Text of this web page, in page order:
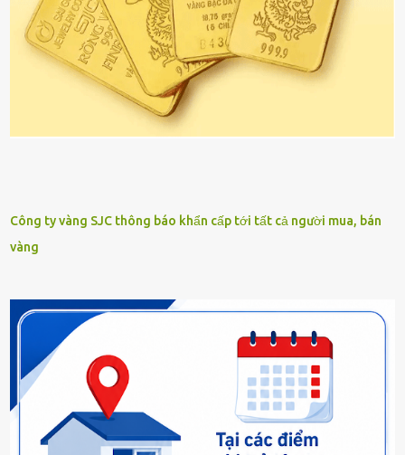
Công ty vàng SJC thông báo khẩn cấp tới tất cả người mua, bán
vàng